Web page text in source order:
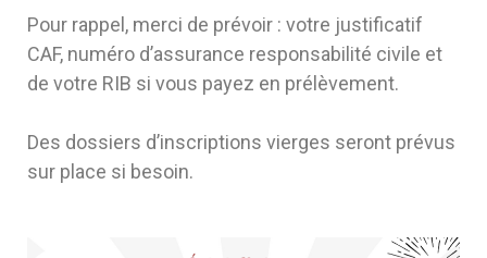
Pour rappel, merci de prévoir : votre justificatif
CAF, numéro d’assurance responsabilité civile et
de votre RIB si vous payez en prélèvement.
Des dossiers d’inscriptions vierges seront prévus
sur place si besoin.